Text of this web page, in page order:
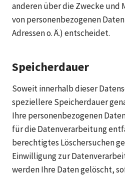
anderen über die Zwecke
von personenbezogenen
Adressen o. Ä.) entscheidet.
Speicherdauer
Soweit innerhalb dieser
speziellere Speicherdauer
Ihre personenbezogenen
für die Datenverarbeitung
berechtigtes Löschersuchen
Einwilligung zur
werden Ihre Daten gelöscht,